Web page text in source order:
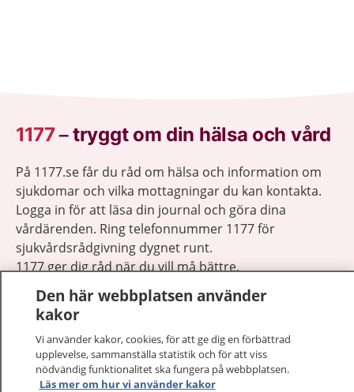
1177–tryggt om din hälsa och vård
På 1177.se får du råd om hälsa och information om
sjukdomar och vilka mottagningar du kan kontakta.
Logga in för att läsa din journal och göra dina
vårdärenden. Ring telefonnummer 1177 för
sjukvårdsrådgivning dygnet runt.
1177 ger dig råd när du vill må bättre.
1177 på flera språk
Den här webbplatsen använder
kakor
Vi använder kakor, cookies, för att ge dig en förbättrad
upplevelse, sammanställa statistik och för att viss
nödvändig funktionalitet ska fungera på webbplatsen.
Läs mer om hur vi använder kakor